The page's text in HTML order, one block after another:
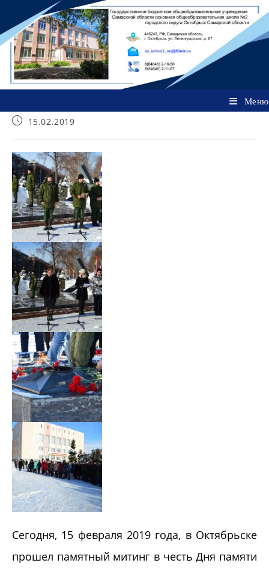
содержимому
Меню
Запись15.02.2019
Сегодня, 15 февраля 2019 года, в Октябрьске
прошел памятный митинг в честь Дня памяти